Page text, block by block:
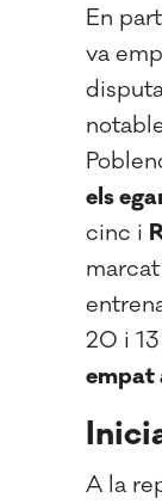
En
va
els
cinc i
20 i 13
empat
A la